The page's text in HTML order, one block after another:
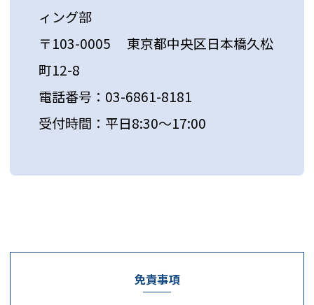
ィング部
〒103-0005 東京都中央区日本橋久松
町12-8
電話番号：03-6861-8181
受付時間：平日8:30～17:00
免責事項